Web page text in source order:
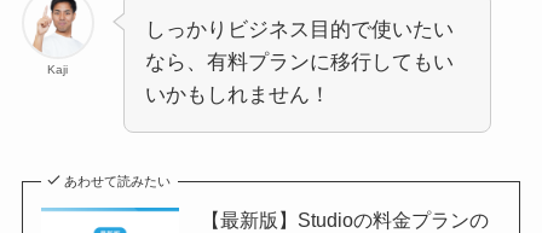
Kaji
しっかりビジネス目的で使いたい
なら、有料プランに移行してもい
いかもしれません！
あわせて読みたい
【最新版】Studioの料金プランの